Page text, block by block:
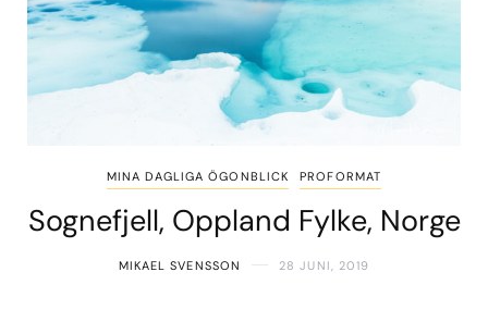
MINA DAGLIGA ÖGONBLICK PROFORMAT
Sognefjell, Oppland Fylke, Norge
MIKAEL SVENSSON 28 JUNI, 2019